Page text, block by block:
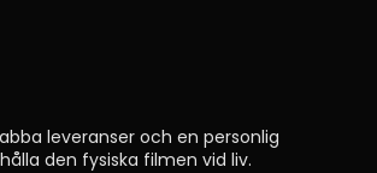
leveranser och en personlig
den fysiska filmen vid liv.